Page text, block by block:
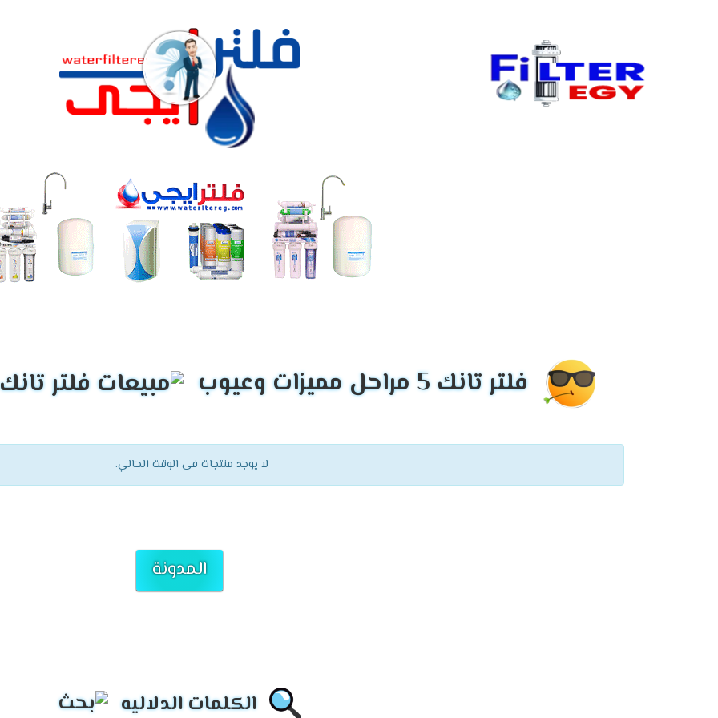
فلتر تانك 5 مراحل مميزات وعيوب
لا يوجد منتجات فى الوقت الحالي.
المدونة
الكلمات الدلاليه